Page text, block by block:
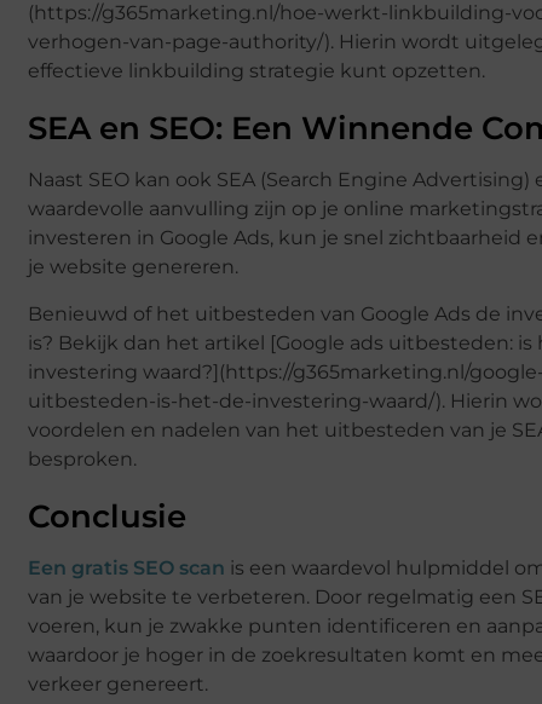
(https://g365marketing.nl/hoe-werkt-linkbuilding-
verhogen-van-page-authority/). Hierin wordt
effectieve linkbuilding strategie kunt opzetten.
SEA en SEO: Een Winnende
Naast SEO kan ook SEA (Search Engine Advertising)
waardevolle aanvulling zijn op je online
investeren in Google Ads, kun je snel zichtbaarheid
je website genereren.
Benieuwd of het uitbesteden van Google Ads de
is? Bekijk dan het artikel [Google ads uitbesteden: is
investering waard?](https://g365marketing.nl/
uitbesteden-is-het-de-investering-waard/). Hierin
voordelen en nadelen van het uitbesteden van je
besproken.
Conclusie
Een gratis SEO scan is een waardevol hulpmiddel
van je website te verbeteren. Door regelmatig een
voeren, kun je zwakke punten identificeren en
waardoor je hoger in de zoekresultaten komt en
verkeer genereert.